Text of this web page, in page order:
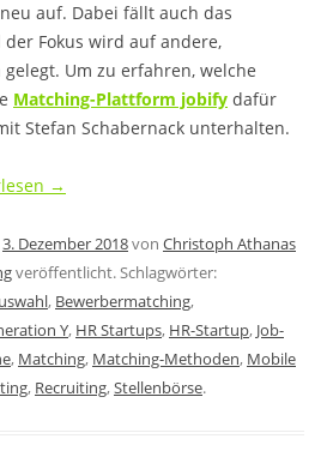
auf. Dabei fällt auch das
Fokus wird auf andere,
Um zu erfahren, welche
Matching-Plattform jobify dafür
Stefan Schabernack unterhalten.
→
3. Dezember 2018von Christoph Athanas
veröffentlicht. Schlagwörter:
, Bewerbermatching,
Y, HR Startups, HR-Startup, Job-
, Matching, Matching-Methoden, Mobile
, Recruiting,Stellenbörse.